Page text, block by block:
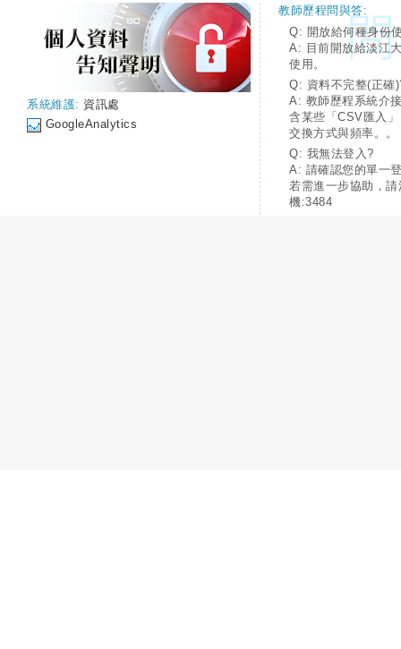
系統維護: 資訊處
GoogleAnalytics
教師歷程問與答:
Q: 開放給何種身份
A: 目前開放給淡江
使用。
Q: 資料不完整(正確
A: 教師歷程系統介
含某些「CSV匯入
交換方式與頻率。。
Q: 我無法登入?
A: 請確認您的單一
若需進一步協助，
機:3484